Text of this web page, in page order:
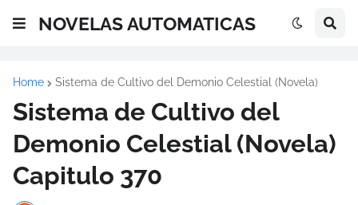
NOVELAS AUTOMATICAS
Home Sistema de Cultivo del Demonio Celestial (Novela)
Sistema de Cultivo del
Demonio Celestial (Novela)
Capitulo 370